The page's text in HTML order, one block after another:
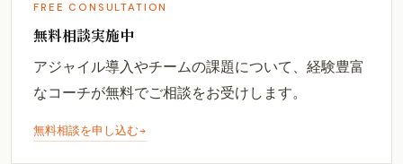
FREE CONSULTATION
無料相談実施中
アジャイル導入やチームの課題について、経験豊富
なコーチが無料でご相談をお受けします。
無料相談を申し込む